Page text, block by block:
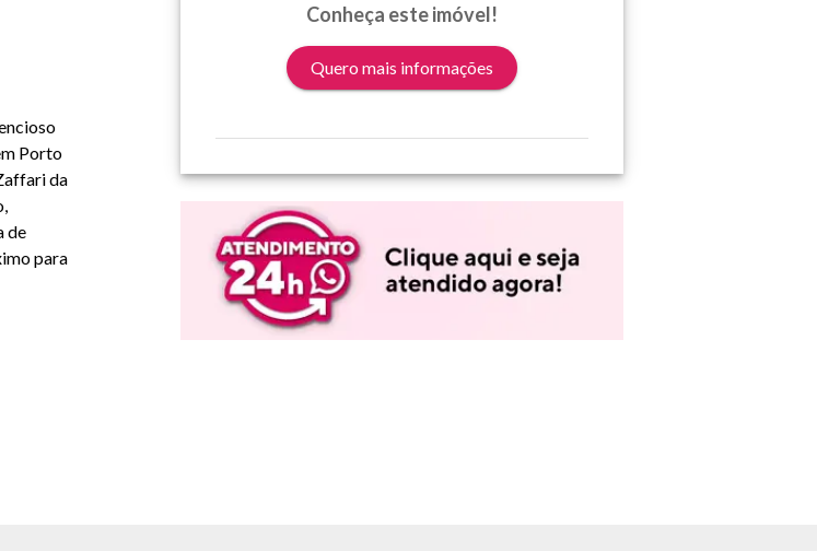
Porto
da
de
para
Conheça este imóvel!
Quero mais informações